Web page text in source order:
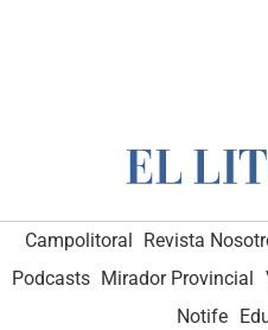
Campolitoral Revista
Podcasts Mirador Provincial
Notife